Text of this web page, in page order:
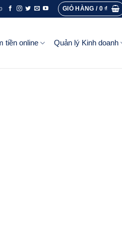
GIỎ HÀNG / 0₫
tiền online Quản lý Kinh doanh